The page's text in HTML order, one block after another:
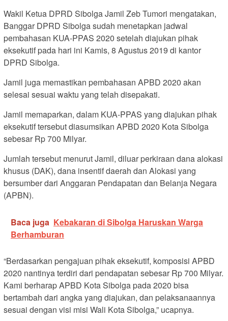
Wakil Ketua DPRD Sibolga Jamil Zeb Tumori mengatakan,
Banggar DPRD Sibolga sudah menetapkan jadwal
pembahasan KUA-PPAS 2020 setelah diajukan pihak
eksekutif pada hari ini Kamis, 8 Agustus 2019 di kantor
DPRD Sibolga.
Jamil juga memastikan pembahasan APBD 2020 akan
selesai sesuai waktu yang telah disepakati.
Jamil memaparkan, dalam KUA-PPAS yang diajukan pihak
eksekutif tersebut diasumsikan APBD 2020 Kota Sibolga
sebesar Rp 700 Milyar.
Jumlah tersebut menurut Jamil, diluar perkiraan dana alokasi
khusus (DAK), dana insentif daerah dan Alokasi yang
bersumber dari Anggaran Pendapatan dan Belanja Negara
(APBN).
Baca juga Kebakaran di Sibolga Haruskan Warga
Berhamburan
“Berdasarkan pengajuan pihak eksekutif, komposisi APBD
2020 nantinya terdiri dari pendapatan sebesar Rp 700 Milyar.
Kami berharap APBD Kota Sibolga pada 2020 bisa
bertambah dari angka yang diajukan, dan pelaksanaannya
sesuai dengan visi misi Wali Kota Sibolga,” ucapnya.